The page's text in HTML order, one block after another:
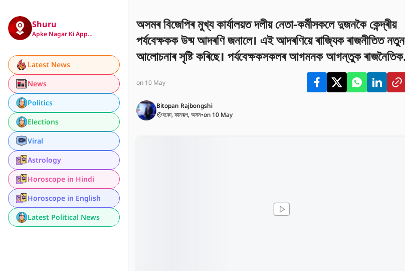
Shuru
Apke Nagar Ki App…
Latest News
News
Politics
Elections
Viral
Astrology
Horoscope in Hindi
Horoscope in English
Latest Political News
অসমৰ বিজেপিৰ মুখ্য কাৰ্যালয়ত দলীয় নেতা-কৰ্মীসকলে দুজনকৈ কেন্দ্ৰীয়
পৰ্যবেক্ষকক উষ্ম আদৰণি জনালে। এই আদৰণিয়ে ৰাজ্যিক ৰাজনীতিত নতুন
আলোচনাৰ সৃষ্টি কৰিছে। পৰ্যবেক্ষকসকলৰ আগমনক আগন্তুক ৰাজনৈতিক
on 10 May
Bitopan Rajbongshi
বকো, কামৰূপ, অসম•on 10 May